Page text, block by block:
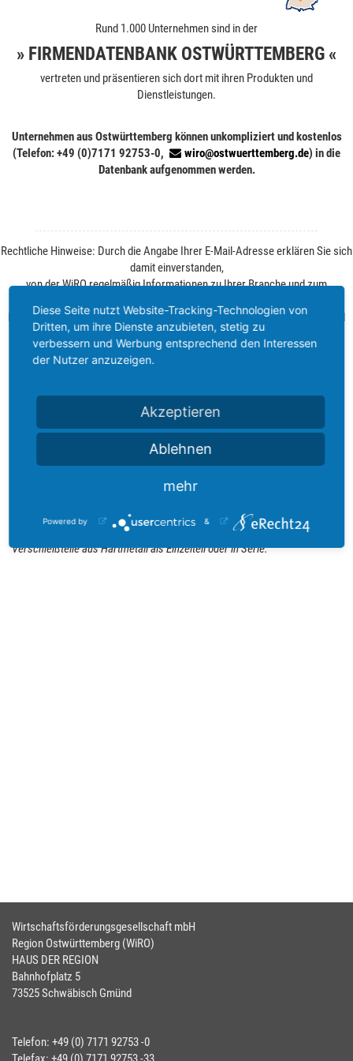
Rund 1.000 Unternehmen sind in der
» FIRMENDATENBANK OSTWÜRTTEMBERG «
vertreten und präsentieren sich dort mit ihren Produkten und
Dienstleistungen.
Unternehmen aus Ostwürttemberg können unkompliziert und kostenlos
(Telefon: +49 (0)7171 92753-0,
wiro@ostwuerttemberg.de) in die
Datenbank aufgenommen werden.
Rechtliche Hinweise: Durch die Angabe Ihrer E-Mail-Adresse erklären Sie sich
damit einverstanden,
von der WiRO regelmäßig Informationen zu Ihrer Branche und zum
Ihre Einwilligung können Sie jederzeit ohne Angabe von Gründen per E-Mail
widerrufen. Weitere Informationen finden Sie unterDatenschutz
AKS Hartmetalltechnik GmbH
73527 Schwäbisch Gmünd
post@aks-hartmetall.de
Fertigung zeichnungsgebundener Umform- und Schneidwerkzeuge sowie
Verschleißteile aus Hartmetall als Einzelteil oder in Serie.
Wirtschaftsförderungsgesellschaft mbH
Region Ostwürttemberg (WiRO)
HAUS DER REGION
Bahnhofplatz 5
73525 Schwäbisch Gmünd
Telefon: +49 (0) 7171 92753 -0
Diese Seite nutzt Website-Tracking-Technologien von
Dritten, um ihre Dienste anzubieten, stetig zu
verbessern und Werbung entsprechend den Interessen
der Nutzer anzuzeigen.
Akzeptieren
Ablehnen
mehr
Powered by &